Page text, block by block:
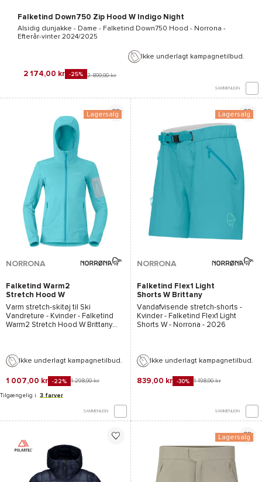
Falketind Down750 Zip Hood W Indigo Night
Alsidig dunjakke - Dame - Falketind Down750 Hood - Norrona -
Efterår-vinter 2024/2025
Ikke underlagt kampagnetilbud.
2 174,00 kr -25% 2 899,90 kr
SAMMENLIGN
Lagersalg
NORRONA
Falketind Warm2
Stretch Hood W
Brittany Blue
Varm stretch-skitøj til Ski
Vandreture - Kvinder - Falketind
Warm2 Stretch Hood W Brittany
Ikke underlagt kampagnetilbud.
1 007,00 kr -22% 1 298,90 kr
Tilgængelig i 3 farver
SAMMENLIGN
Lagersalg
NORRONA
Falketind Flex1 Light
Shorts W Brittany
Blue
Vandafvisende stretch-shorts -
Kvinder - Falketind Flex1 Light
Shorts W - Norrona - 2026
Ikke underlagt kampagnetilbud.
839,00 kr -30% 1 198,90 kr
SAMMENLIGN
Lagersalg